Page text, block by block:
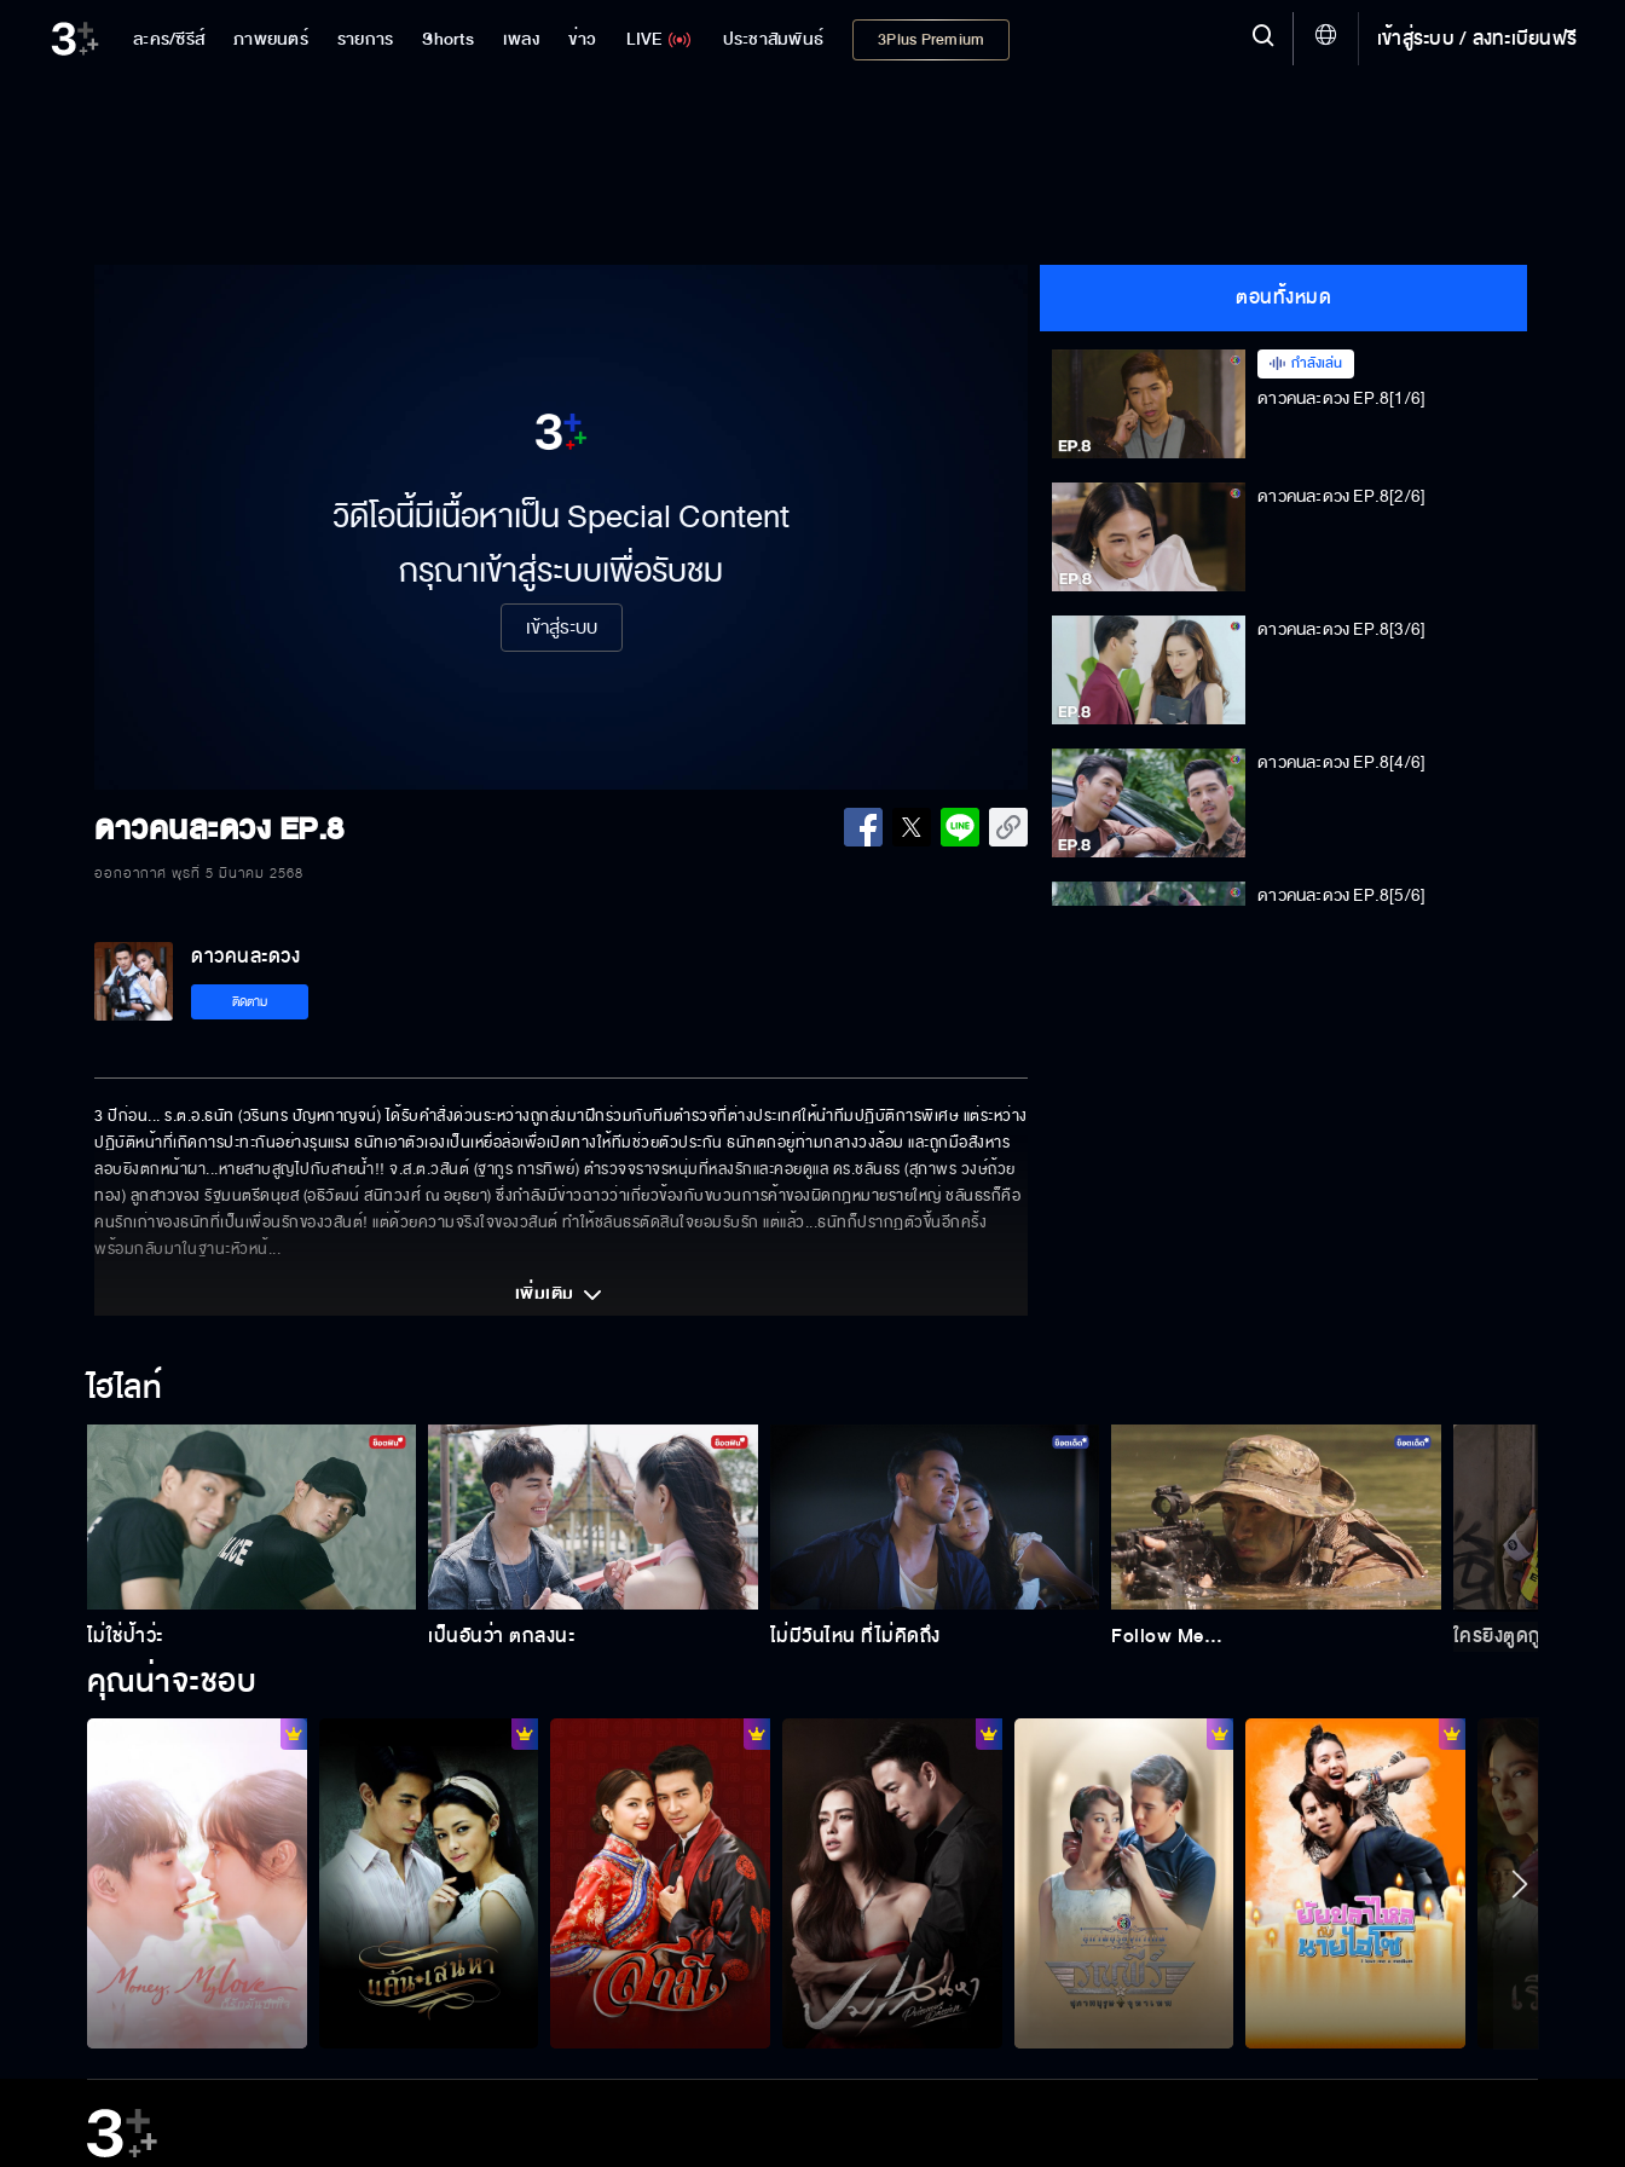
ละคร/ซีรีส์ ภาพยนตร์ รายการ Shorts เพลง ข่าว LIVE ประชาสัมพันธ์ 3Plus Premium เข้าสู่ระบบ / ลงทะเบียนฟรี
วิดีโอนี้มีเนื้อหาเป็น Special Content
กรุณาเข้าสู่ระบบเพื่อรับชม
เข้าสู่ระบบ
ดาวคนละดวงEP.8
ออกอากาศ พุธที่ 5 มีนาคม 2568
ตอนทั้งหมด
กำลังเล่น
ดาวคนละดวง EP.8[1/6]
ดาวคนละดวง EP.8[2/6]
ดาวคนละดวง EP.8[3/6]
ดาวคนละดวง EP.8[4/6]
ดาวคนละดวง EP.8[5/6]
ดาวคนละดวง
ติดตาม
3 ปีก่อน... ร.ต.อ.ธนัท (วรินทร ปัญหกาญจน์) ได้รับคำสั่งด่วนระหว่างถูกส่งมาฝึกร่วมกับทีมตำรวจที่ต่างประเทศให้นำทีมปฏิบัติการพิเศษ แต่ระหว่าง
ปฏิบัติหน้าที่เกิดการปะทะกันอย่างรุนแรง ธนัทเอาตัวเองเป็นเหยื่อล่อเพื่อเปิดทางให้ทีมช่วยตัวประกัน ธนัทตกอยู่ท่ามกลางวงล้อม และถูกมือสังหาร
ลอบยิงตกหน้าผา...หายสาบสูญไปกับสายน้ำ!! จ.ส.ต.วสันต์ (ฐากูร การทิพย์) ตำรวจจราจรหนุ่มที่หลงรักและคอยดูแล ดร.ชลันธร (สุภาพร วงษ์ถ้วย
ทอง) ลูกสาวของ รัฐมนตรีดนุยส (อธิวัฒน์ สนิทวงศ์ ณ อยุธยา) ซึ่งกำลังมีข่าวฉาวว่าเกี่ยวข้องกับขบวนการค้าของผิดกฎหมายรายใหญ่ ชลันธรก็คือ
คนรักเก่าของธนัทที่เป็นเพื่อนรักของวสันต์! แต่ด้วยความจริงใจของวสันต์ ทำให้ชลันธรตัดสินใจยอมรับรัก แต่แล้ว...ธนัทก็ปรากฏตัวขึ้นอีกครั้ง
พร้อมกลับมาในฐานะหัวหน้...
เพิ่มเติม
ไฮไลท์
ไม่ใช่ป้าว่ะ เป็นอันว่า ตกลงนะ ไม่มีวันไหน ที่ไม่คิดถึง Follow Me… ใครยิงตูดกู
คุณน่าจะชอบ